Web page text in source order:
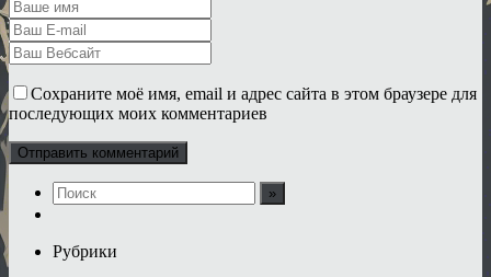
Сохраните моё имя, email и адрес сайта в этом браузере для
последующих моих комментариев
Рубрики